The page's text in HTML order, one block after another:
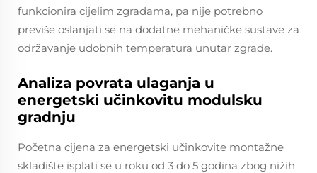
funkcionira cijelim zgradama, pa nije potrebno
previše oslanjati se na dodatne mehaničke sustave za
održavanje udobnih temperatura unutar zgrade.
Analiza povrata ulaganja u
energetski učinkovitu modulsku
gradnju
Početna cijena za energetski učinkovite montažne
skladište isplati se u roku od 3 do 5 godina zbog nižih